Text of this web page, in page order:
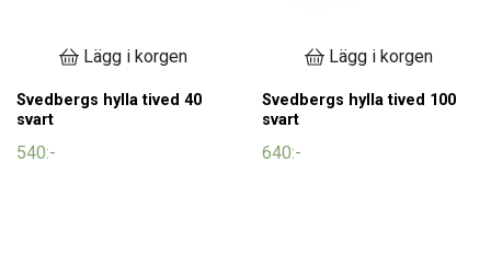
Lägg i korgen
Svedbergs hylla tived 40
svart
540:-
Lägg i korgen
Svedbergs hylla tived 100
svart
640:-